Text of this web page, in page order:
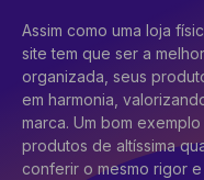
Assim como uma loja
site tem que ser a
organizada, seus
em harmonia,
marca. Um bom
produtos de altíssima
conferir o mesmo rigor